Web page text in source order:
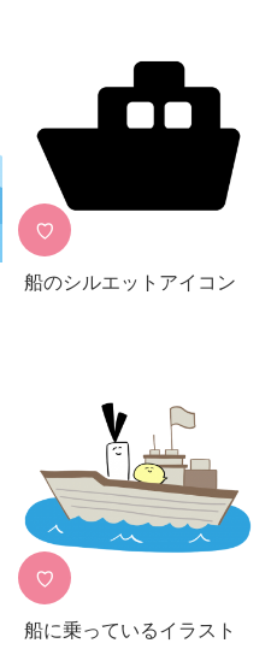
♡
船のシルエットアイコン
♡
船に乗っているイラスト